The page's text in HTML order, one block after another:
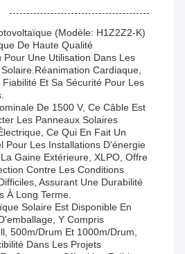
(modèle: H1Z2Z2-K)
De Haute Qualité
Pour Une Utilisation Dans Les
Cardiaque,
Fiabilité Et Sa Sécurité Pour Les
De 1500 V, Ce Câble Est
Les Panneaux Solaires
Ce Qui En Fait Un
Pour Les Installations D'énergie
Gaine Extérieure, XLPO, Offre
Contre Les Conditions
Assurant Une Durabilité
À Long Terme.
Solaire Est Disponible En
Y Compris
500m/drum Et 1000m/drum,
Dans Les Projets